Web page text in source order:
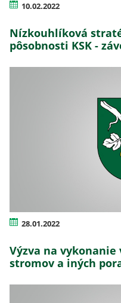
10.02.2022
Nízkouhlíková
pôsobnosti KSK -
28.01.2022
Výzva na
stromov a iných